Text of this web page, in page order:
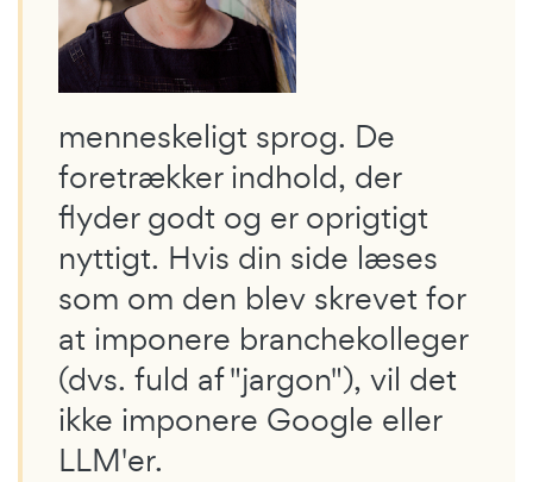
menneskeligt sprog. De
foretrækker indhold, der
flyder godt og er oprigtigt
nyttigt. Hvis din side læses
som om den blev skrevet for
at imponere branchekolleger
(dvs. fuld af "jargon"), vil det
ikke imponere Google eller
LLM'er.